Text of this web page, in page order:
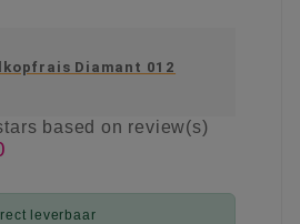
Diamant 012
based on review(s)
leverbaar